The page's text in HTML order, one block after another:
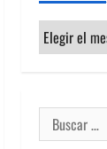
Archivos
Buscar: